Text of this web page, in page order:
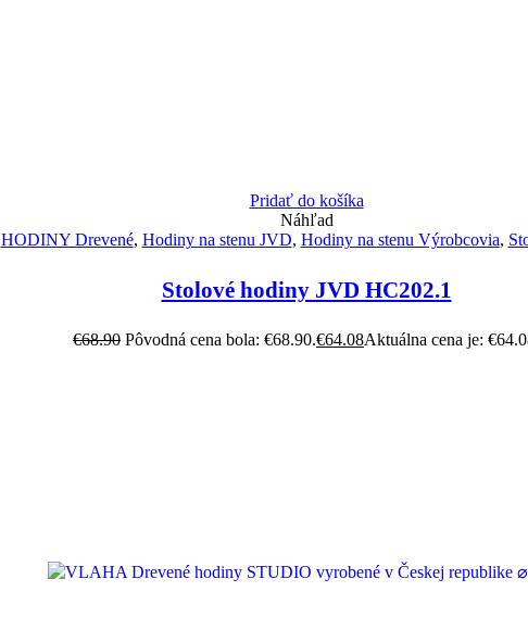
Pridať do košíka
Náhľad
HODINY Drevené, Hodiny na stenu JVD, Hodiny na stenu Výrobcovia,
Stolové hodiny JVD HC202.1
€68.90 Pôvodná cena bola: €68.90.€64.08Aktuálna cena je: